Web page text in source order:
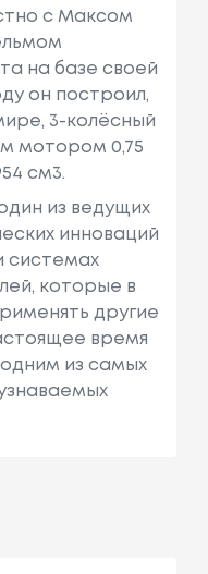
с Максом
на базе своей
он построил,
3-колёсный
мотором 0,75
см3.
из ведущих
инноваций
системах
которые в
другие
время
из самых